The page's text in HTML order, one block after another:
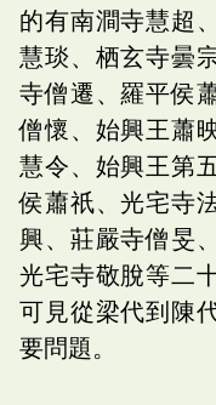
的有南澗寺慧超
慧琰、栖玄寺曇
寺僧遷、羅平侯
僧懷、始興王蕭
慧令、始興王第
侯蕭祇、光宅寺
興、莊嚴寺僧旻
光宅寺敬脫等二
可見從梁代到陳
要問題。